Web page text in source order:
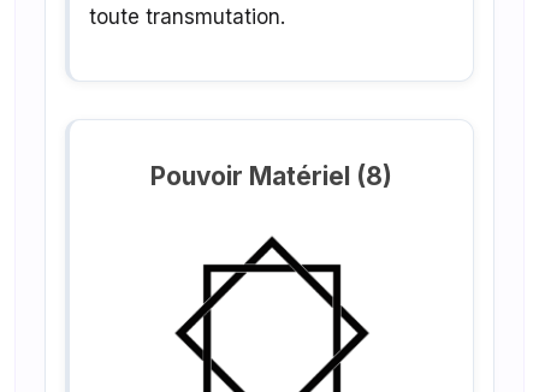
toute transmutation.
Pouvoir Matériel (8)